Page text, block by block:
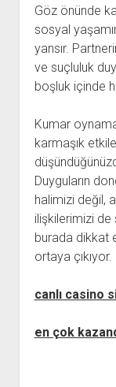
Göz önünde
sosyal
yansır.
ve suçluluk
boşluk içinde
Kumar
karmaşık
Duyguların
halimizi değil,
ilişkilerimizi
burada dikkat
ortaya çıkıyor.
canlı casino
en çok